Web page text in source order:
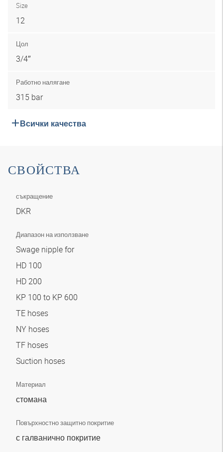
Size
12
Цол
3/4″
Работно налягане
315 bar
Всички качества
СВОЙСТВА
съкращение
DKR
Диапазон на използване
Swage nipple for
HD 100
HD 200
KP 100 to KP 600
TE hoses
NY hoses
TF hoses
Suction hoses
Материал
стомана
Повърхностно защитно покритие
с галванично покритие